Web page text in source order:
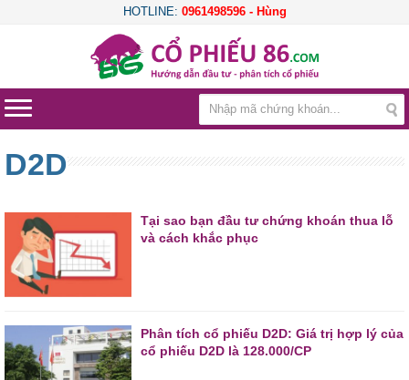
HOTLINE: 0961498596 - Hùng
D2D
Tại sao bạn đầu tư chứng khoán thua lỗ
và cách khắc phục
Phân tích cổ phiếu D2D: Giá trị hợp lý của
cổ phiếu D2D là 128.000/CP